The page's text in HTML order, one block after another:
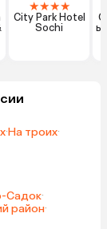
★★★★
City Park Hotel
Sochi
·На троих·
Садок·
район·